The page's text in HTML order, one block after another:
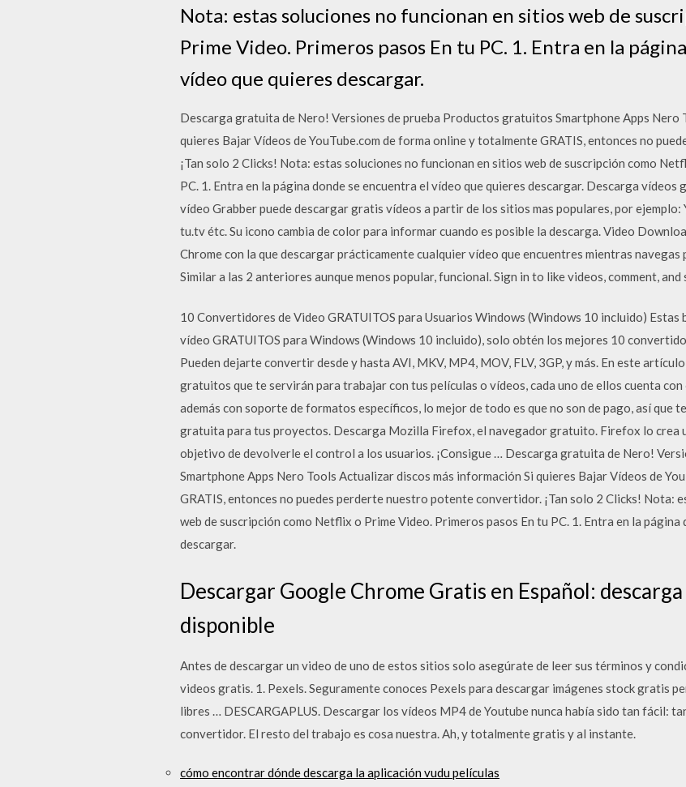
Nota: estas soluciones no funcionan en sitios web de
Prime Video. Primeros pasos En tu PC. 1. Entra en la
vídeo que quieres descargar.
Descarga gratuita de Nero! Versiones de prueba Productos gratuitos Smartphone Apps Nero
quieres Bajar Vídeos de YouTube.com de forma online y totalmente GRATIS, entonces no
¡Tan solo 2 Clicks! Nota: estas soluciones no funcionan en sitios web de suscripción como
PC. 1. Entra en la página donde se encuentra el vídeo que quieres descargar. Descarga
vídeo Grabber puede descargar gratis vídeos a partir de los sitios mas populares, por ejemplo:
tu.tv étc. Su icono cambia de color para informar cuando es posible la descarga. Video
Chrome con la que descargar prácticamente cualquier vídeo que encuentres mientras
Similar a las 2 anteriores aunque menos popular, funcional. Sign in to like videos, comment,
10 Convertidores de Video GRATUITOS para Usuarios Windows (Windows 10 incluido)
vídeo GRATUITOS para Windows (Windows 10 incluido), solo obtén los mejores 10
Pueden dejarte convertir desde y hasta AVI, MKV, MP4, MOV, FLV, 3GP, y más. En este
gratuitos que te servirán para trabajar con tus películas o vídeos, cada uno de ellos cuenta
además con soporte de formatos específicos, lo mejor de todo es que no son de pago, así que
gratuita para tus proyectos. Descarga Mozilla Firefox, el navegador gratuito. Firefox lo crea
objetivo de devolverle el control a los usuarios. ¡Consigue … Descarga gratuita de Nero!
Smartphone Apps Nero Tools Actualizar discos más información Si quieres Bajar Vídeos de
GRATIS, entonces no puedes perderte nuestro potente convertidor. ¡Tan solo 2 Clicks! Nota:
web de suscripción como Netflix o Prime Video. Primeros pasos En tu PC. 1. Entra en la
descargar.
Descargar Google Chrome Gratis en Español:
disponible
Antes de descargar un video de uno de estos sitios solo asegúrate de leer sus términos y
videos gratis. 1. Pexels. Seguramente conoces Pexels para descargar imágenes stock gratis
libres … DESCARGAPLUS. Descargar los vídeos MP4 de Youtube nunca había sido tan fácil:
convertidor. El resto del trabajo es cosa nuestra. Ah, y totalmente gratis y al instante.
cómo encontrar dónde descarga la aplicación vudu películas